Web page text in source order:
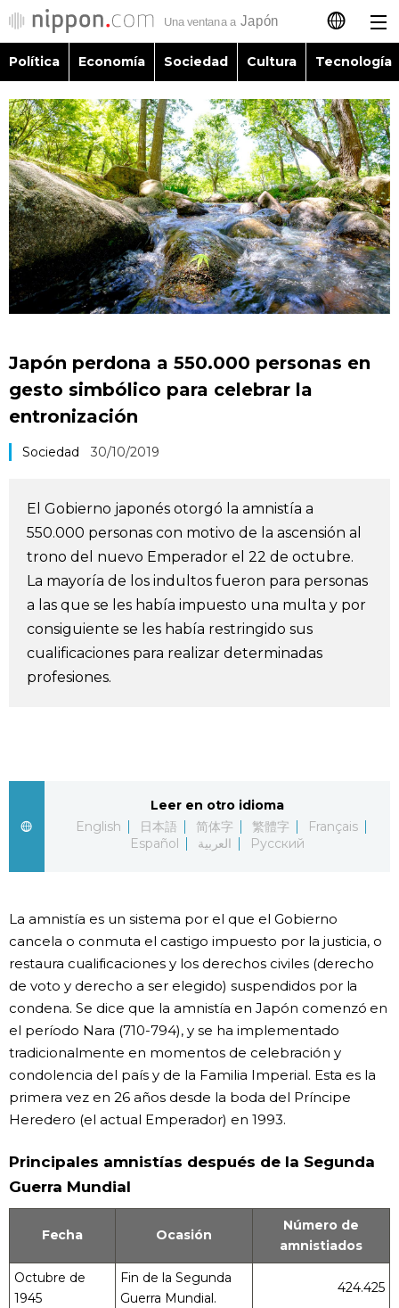
日本語
English
简体字
繁體字
Français
العربية
Política
Economía
Sociedad
Tecnología
Vida
Vídeos e imágenes
En profundidad
Más
Noticias
Fragmentos de Japón
Gente
Tokio
Avisos
Política Economía Sociedad Cultura Tecnología
Japón perdona a 550.000 personas en
gesto simbólico para celebrar la
entronización
Sociedad 30/10/2019
El Gobierno japonés otorgó la amnistía a
550.000 personas con motivo de la ascensión al
trono del nuevo Emperador el 22 de octubre.
La mayoría de los indultos fueron para personas
a las que se les había impuesto una multa y por
consiguiente se les había restringido sus
cualificaciones para realizar determinadas
profesiones.
Leer en otro idioma
English
日本語 简体字 繁體字
Français
Español
العربية Русский
La amnistía es un sistema por el que el Gobierno
cancela o conmuta el castigo impuesto por la justicia, o
restaura cualificaciones y los derechos civiles (derecho
de voto y derecho a ser elegido) suspendidos por la
condena. Se dice que la amnistía en Japón comenzó en
el período Nara (710-794), y se ha implementado
tradicionalmente en momentos de celebración y
condolencia del país y de la Familia Imperial. Esta es la
primera vez en 26 años desde la boda del Príncipe
Heredero (el actual Emperador) en 1993.
Principales amnistías después de la Segunda
Guerra Mundial
Fecha Ocasión
Número de
amnistiados
Octubre de
1945
Fin de la Segunda
Guerra Mundial.
424.425